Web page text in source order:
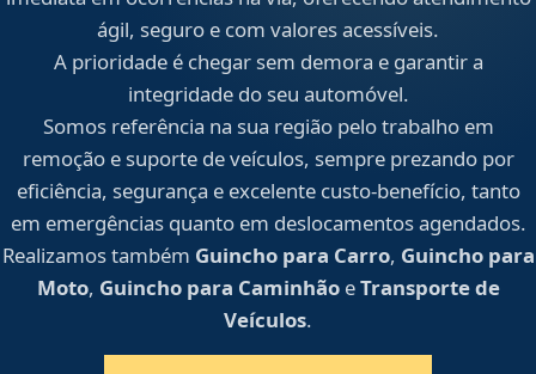
ágil, seguro e com valores acessíveis.
A prioridade é chegar sem demora e garantir a
integridade do seu automóvel.
Somos referência na sua região pelo trabalho em
remoção e suporte de veículos, sempre prezando por
eficiência, segurança e excelente custo-benefício, tanto
em emergências quanto em deslocamentos agendados.
Realizamos também Guincho para Carro, Guincho para
Moto, Guincho para CaminhãoeTransporte de
Veículos.